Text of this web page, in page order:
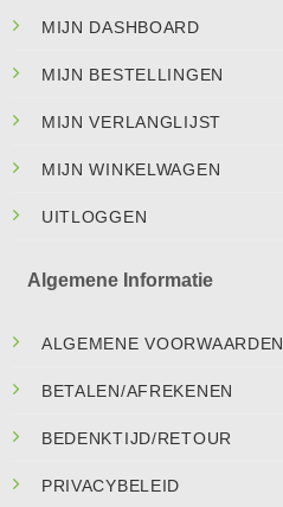
MIJN DASHBOARD
MIJN BESTELLINGEN
MIJN VERLANGLIJST
MIJN WINKELWAGEN
UITLOGGEN
Algemene Informatie
ALGEMENE VOORWAARDEN
BETALEN/AFREKENEN
BEDENKTIJD/RETOUR
PRIVACYBELEID